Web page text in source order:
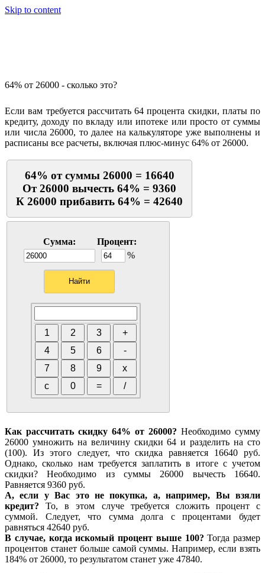
Skip to content
64% от 26000 - сколько это?
Если вам требуется рассчитать 64 процента скидки, платы по
кредиту, доходу по вкладу или ипотеке или просто от суммы
или числа 26000, то далее на калькуляторе уже выполнены и
расписаны все расчеты, включая плюс-минус 64% от 26000.
64% от суммы 26000 = 16640
От 26000 вычесть 64% = 9360
К 26000 прибавить 64% = 42640
Сумма:
Процент:
%
Как рассчитать скидку 64% от 26000? Необходимо сумму
26000 умножить на величину скидки 64 и разделить на сто
(100). Из этого следует, что скидка равняется 16640 руб.
Однако, сколько нам требуется заплатить в итоге с учетом
скидки? Необходимо из суммы 26000 вычесть 16640.
Равняется 9360 руб.
А, если у Вас это не покупка, а, например, Вы взяли
кредит? То, в этом случе требуется сложить процент с
суммой. Следует, что сумма долга с процентами будет
равняться 42640 руб.
В случае, когда искомый процент выше 100? Тогда размер
процентов станет больше самой суммы. Например, если взять
184% от 26000, то результатом станет уже 47840.